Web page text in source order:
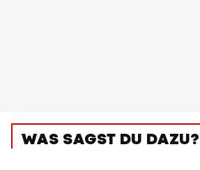
WAS SAGST DU DAZU?